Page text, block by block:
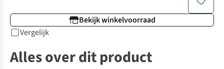
Bekijk winkelvoorraad
Vergelijk
Alles over dit product